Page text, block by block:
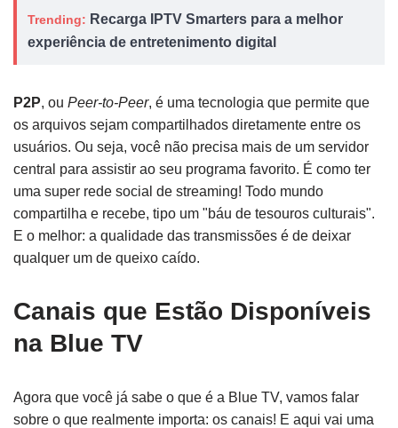
Trending: Recarga IPTV Smarters para a melhor
experiência de entretenimento digital
P2P, ou Peer-to-Peer, é uma tecnologia que permite que
os arquivos sejam compartilhados diretamente entre os
usuários. Ou seja, você não precisa mais de um servidor
central para assistir ao seu programa favorito. É como ter
uma super rede social de streaming! Todo mundo
compartilha e recebe, tipo um "báu de tesouros culturais".
E o melhor: a qualidade das transmissões é de deixar
qualquer um de queixo caído.
Canais que Estão Disponíveis
na Blue TV
Agora que você já sabe o que é a Blue TV, vamos falar
sobre o que realmente importa: os canais! E aqui vai uma